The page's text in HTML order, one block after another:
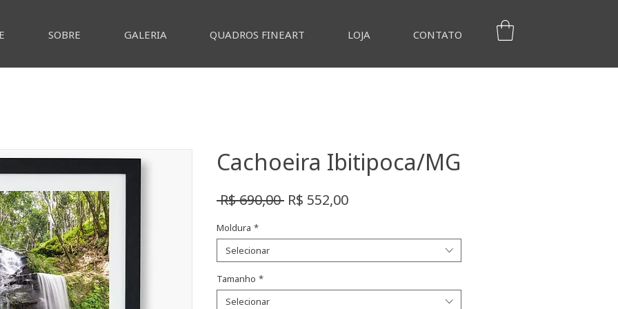
SOBRE GALERIA QUADROS FINEART LOJA CONTATO
Cachoeira Ibitipoca/MG
R$ 690,00 Preço
R$ 552,00Preço
Moldura *
Selecionar
Tamanho *
Selecionar